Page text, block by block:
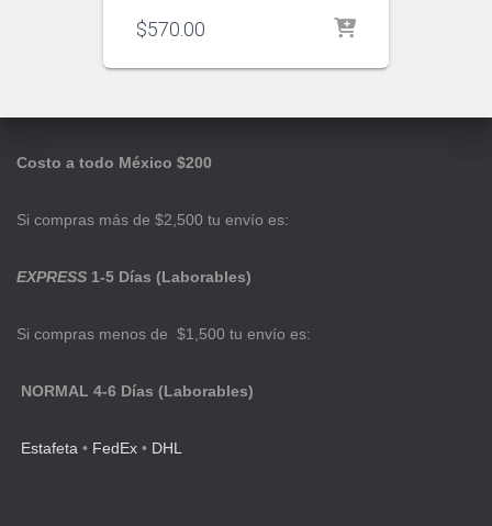
$570.00
Costo a todo México $200
Si compras más de $2,500 tu envío es:
EXPRESS 1-5 Días (Laborables)
Si compras menos de $1,500 tu envío es:
NORMAL 4-6 Días (Laborables)
Estafeta • FedEx • DHL